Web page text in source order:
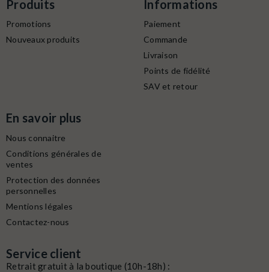
Produits
Promotions
Nouveaux produits
Informations
Paiement
Commande
Livraison
Points de fidélité
SAV et retour
En savoir plus
Nous connaitre
Conditions générales de
ventes
Protection des données
personnelles
Mentions légales
Contactez-nous
Service client
Retrait gratuit à la boutique (10h-18h) :